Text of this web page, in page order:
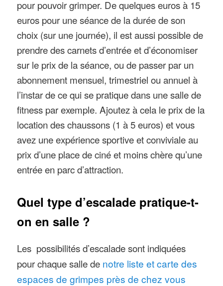
pour pouvoir grimper. De quelques euros à 15
euros pour une séance de la durée de son
choix (sur une journée), il est aussi possible de
prendre des carnets d’entrée et d’économiser
sur le prix de la séance, ou de passer par un
abonnement mensuel, trimestriel ou annuel à
l’instar de ce qui se pratique dans une salle de
fitness par exemple. Ajoutez à cela le prix de la
location des chaussons (1 à 5 euros) et vous
avez une expérience sportive et conviviale au
prix d’une place de ciné et moins chère qu’une
entrée en parc d’attraction.
Quel type d’escalade pratique-t-
on en salle ?
Les possibilités d’escalade sont indiquées
pour chaque salle de notre liste et carte des
espaces de grimpes près de chez vous